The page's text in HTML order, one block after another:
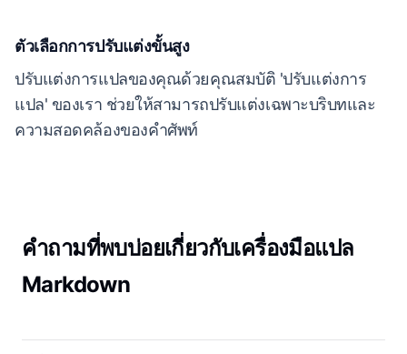
ตัวเลือกการปรับแต่งขั้นสูง
ปรับแต่งการแปลของคุณด้วยคุณสมบัติ 'ปรับแต่งการ
แปล' ของเรา ช่วยให้สามารถปรับแต่งเฉพาะบริบทและ
ความสอดคล้องของคำศัพท์
คำถามที่พบบ่อยเกี่ยวกับเครื่องมือแปล
Markdown